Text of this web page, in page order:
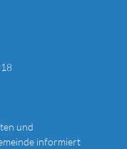
und
informiert